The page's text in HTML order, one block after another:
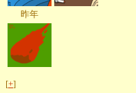
昨年
[+]